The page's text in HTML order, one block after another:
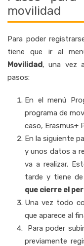
movilidad
Para poder
tiene que ir al
Movilidad, una vez
pasos:
En el menú
programa de
caso, Erasmus+
En la siguiente
y unos datos a
va a realizar.
tarde y tiene
que cierre el
Una vez todo
que aparece al
Para poder
previamente